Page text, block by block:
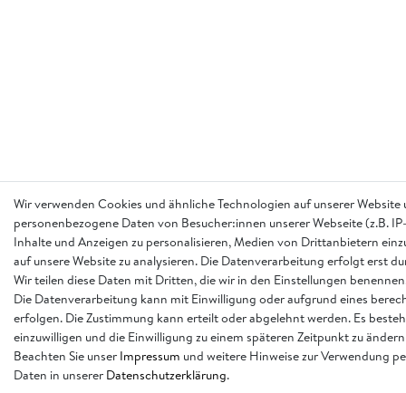
Wir verwenden Cookies und ähnliche Technologien auf unserer
personenbezogene Daten von Besucher:innen unserer Webseite (z.B.
Inhalte und Anzeigen zu personalisieren, Medien von Drittanbietern
auf unsere Website zu analysieren. Die Datenverarbeitung erfolgt erst
Wir teilen diese Daten mit Dritten, die wir in den Einstellungen
Die Datenverarbeitung kann mit Einwilligung oder aufgrund eines
erfolgen. Die Zustimmung kann erteilt oder abgelehnt werden. Es
einzuwilligen und die Einwilligung zu einem späteren Zeitpunkt zu
Beachten Sie unser Impressum und weitere Hinweise zur Verwendung
Daten in unserer Daten­schutz­erklärung.